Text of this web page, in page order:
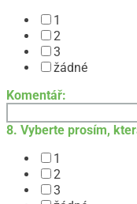
1
2
3
žádné
Komentář:
8. Vyberte prosím,
1
2
3